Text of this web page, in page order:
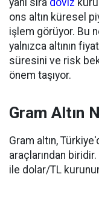
yanı sıra döviz
ons altın küresel
işlem görüyor. Bu
yalnızca altının
süresini ve risk
önem taşıyor.
Gram Altın
Gram altın,
araçlarından
ile dolar/TL